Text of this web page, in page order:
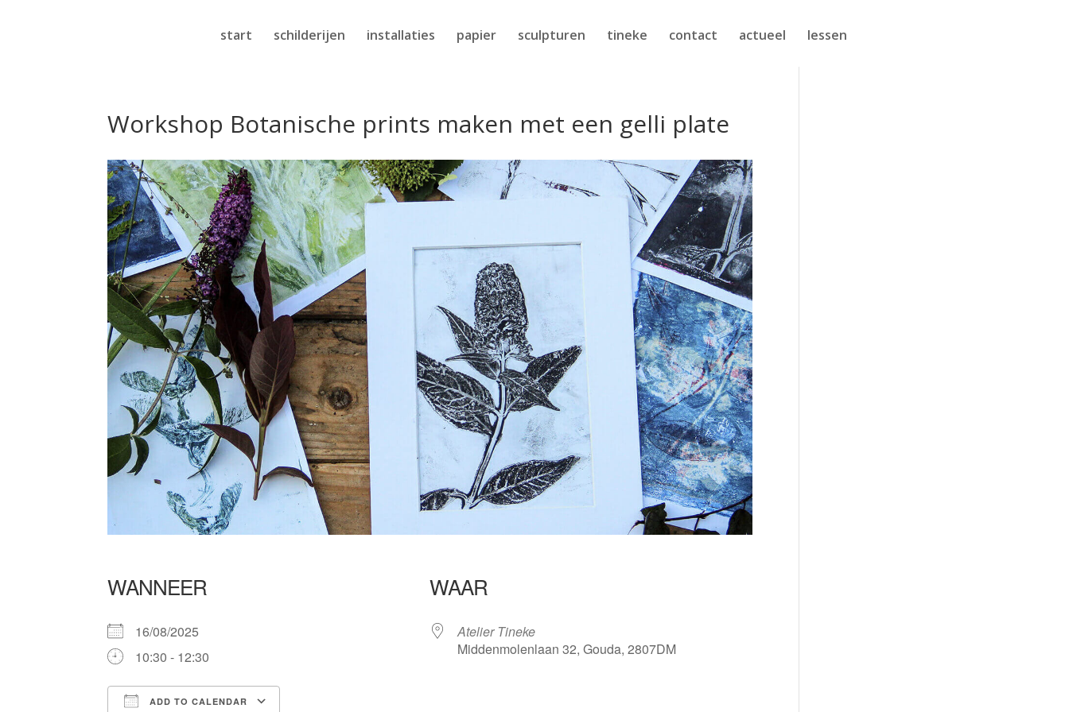
start schilderijen installaties papier sculpturen tineke contact actueel lessen
Workshop Botanische prints maken met een gelli plate
WANNEER
16/08/2025
10:30 - 12:30
ADD TO CALENDAR
WAAR
Atelier Tineke
Middenmolenlaan 32, Gouda, 2807DM